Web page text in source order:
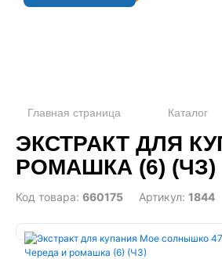
Главная страница Каталог
ЭКСТРАКТ ДЛЯ
РОМАШКА (6) (ЧЗ)
Код товара: 660175 Артикул: 1844